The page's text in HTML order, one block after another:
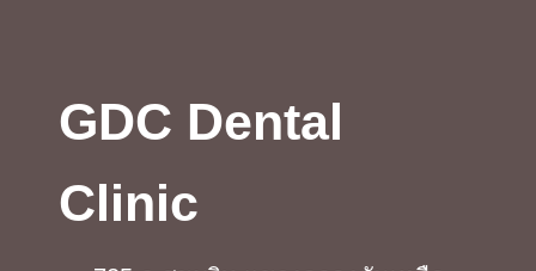
GDC Dental
Clinic